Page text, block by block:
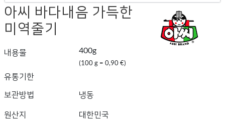
아씨 바다내음 가득한
미역줄기
내용물 400g
(100 g = 0,90 €)
유통기한
보관방법
냉동
원산지 대한민국